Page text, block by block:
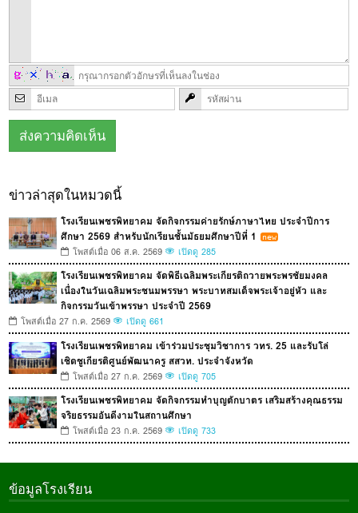
ข่าวล่าสุดในหมวดนี้
โรงเรียนเพชรพิทยาคม จัดกิจกรรมค่ายรักษ์ภาษาไทย ประจำปีการ
ศึกษา 2569 สำหรับนักเรียนชั้นมัธยมศึกษาปีที่ 1
โพสต์เมื่อ 06 ส.ค. 2569 เปิดดู 285
โรงเรียนเพชรพิทยาคม จัดพิธีเฉลิมพระเกียรติถวายพระพรชัยมงคล
เนื่องในวันเฉลิมพระชนมพรรษา พระบาทสมเด็จพระเจ้าอยู่หัว และ
กิจกรรมวันเข้าพรรษา ประจำปี 2569
โพสต์เมื่อ 27 ก.ค. 2569 เปิดดู 661
โรงเรียนเพชรพิทยาคม เข้าร่วมประชุมวิชาการ วทร. 25 และรับโล่
เชิดชูเกียรติศูนย์พัฒนาครู สสวท. ประจำจังหวัด
โพสต์เมื่อ 27 ก.ค. 2569 เปิดดู 705
โรงเรียนเพชรพิทยาคม จัดกิจกรรมทำบุญตักบาตร เสริมสร้างคุณธรรม
จริยธรรมอันดีงามในสถานศึกษา
โพสต์เมื่อ 23 ก.ค. 2569 เปิดดู 733
ข้อมูลโรงเรียน